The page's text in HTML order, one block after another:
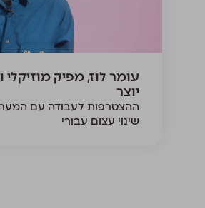
עומר לוז, מפיק מוזיקלי
יוצר
ההצטרפות לעבודה עם
שינוי עצום עבורי